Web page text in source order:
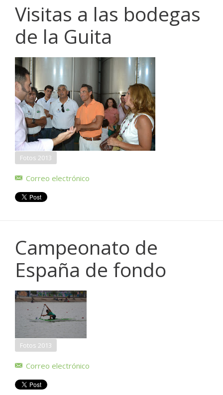
Visitas a las bodegas
de la Guita
Fotos 2013
Correo electrónico
Campeonato de
España de fondo
Fotos 2013
Correo electrónico